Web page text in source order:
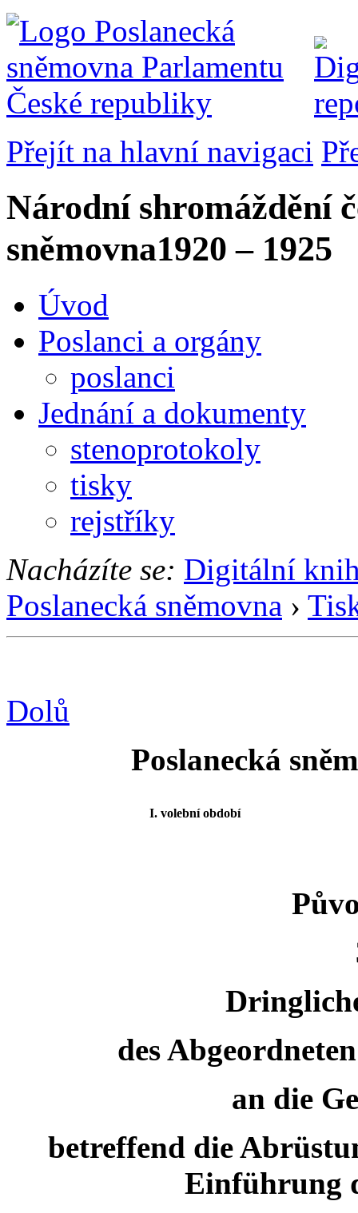
Přejít na hlavní navigaci
Národní shromáždění
sněmovna1920 – 1925
Úvod
Poslanci a orgány
poslanci
Jednání a dokumenty
stenoprotokoly
tisky
rejstříky
Nacházíte se: Digitální
Poslanecká sněmovna ›
Dolů
Poslanecká
I. volební období
des
an die
betreffend die
Einführung